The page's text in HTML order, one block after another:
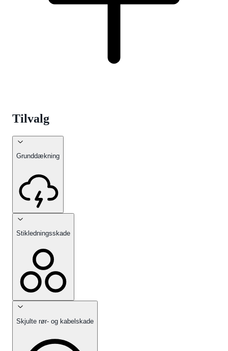
Tilvalg
Grunddækning
Stikledningsskade
Skjulte rør- og kabelskade